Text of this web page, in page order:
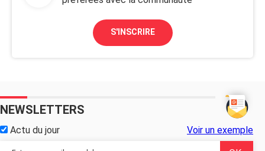
S'INSCRIRE
NEWSLETTERS
Actu du jour Voir un exemple